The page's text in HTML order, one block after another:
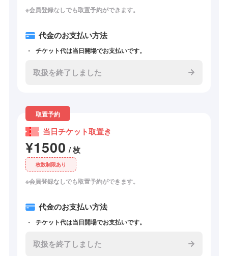
※会員登録なしでも取置予約ができます。
代金のお支払い方法
チケット代は当日開場でお支払いです。
取扱を終了しました
取置予約
当日チケット取置き
¥1500 / 枚
枚数制限あり
※会員登録なしでも取置予約ができます。
代金のお支払い方法
チケット代は当日開場でお支払いです。
取扱を終了しました